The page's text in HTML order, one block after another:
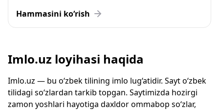
Hammasini ko‘rish
Imlo.uz loyihasi haqida
Imlo.uz — bu o‘zbek tilining imlo lug‘atidir. Sayt o‘zbek
tilidagi so‘zlardan tarkib topgan. Saytimizda hozirgi
zamon yoshlari hayotiga daxldor ommabop so‘zlar,